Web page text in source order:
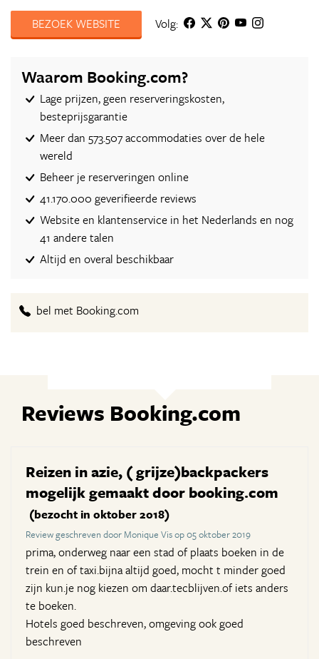
BEZOEK WEBSITE
Volg:
Waarom Booking.com?
Lage prijzen, geen reserveringskosten,
besteprijsgarantie
Meer dan 573.507 accommodaties over de hele
wereld
Beheer je reserveringen online
41.170.000 geverifieerde reviews
Website en klantenservice in het Nederlands en nog
41 andere talen
Altijd en overal beschikbaar
bel met Booking.com
Reviews Booking.com
Reizen in azie, ( grijze)backpackers
mogelijk gemaakt door booking.com
(bezocht in oktober 2018)
Review geschreven door Monique Vis op 05 oktober 2019
prima, onderweg naar een stad of plaats boeken in de
trein en of taxi.bijna altijd goed, mocht t minder goed
zijn kun.je nog kiezen om daar.tecblijven.of iets anders
te boeken.
Hotels goed beschreven, omgeving ook goed
beschreven